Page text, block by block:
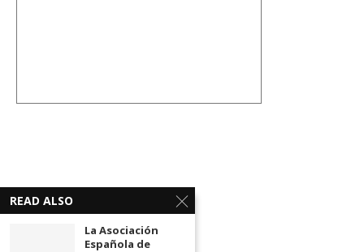
READ ALSO
La Asociación
Española de